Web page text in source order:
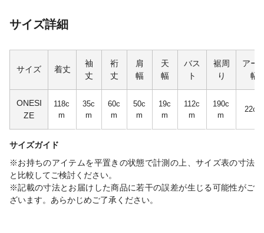
サイズ詳細
サイズ 着丈
袖
丈
裄
丈
肩
幅
天
幅
バス
ト
裾周
り
アー
幅
ONESI
ZE
118c
m
35c
m
60c
m
50c
m
19c
m
112c
m
190c
m
22cm
サイズガイド
※お持ちのアイテムを平置きの状態で計測の上、サイズ表の寸法
と比較してご検討ください。
※記載の寸法とお届けした商品に若干の誤差が生じる可能性がご
ざいます。あらかじめご了承ください。